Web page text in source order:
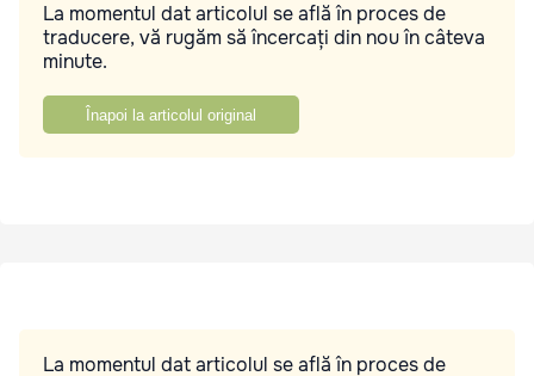
La momentul dat articolul se află în proces de
traducere, vă rugăm să încercați din nou în câteva
minute.
Înapoi la articolul original
La momentul dat articolul se află în proces de